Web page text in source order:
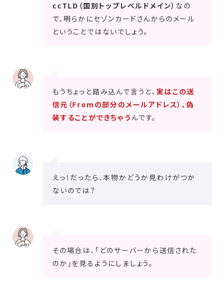
ccTLD（国別トップレベルドメイン） なの
で、明らかにセゾンカードさんからのメール
ということではないでしょう。
もうちょっと踏み込んで言うと、実はこの送
信元（Fromの部分のメールアドレス）、偽
装することができちゃう んです。
えっ！だったら、本物かどうか見わけがつか
ないのでは？
その場合は、「どのサーバーから送信された
のか」を見るようにしましょう。